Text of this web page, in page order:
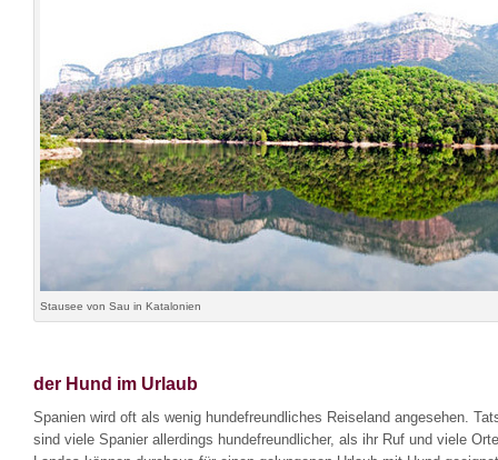
Stausee von Sau in Katalonien
der Hund im Urlaub
Spanien wird oft als wenig hundefreundliches Reiseland angesehen.
sind viele Spanier allerdings hundefreundlicher, als ihr Ruf und viele